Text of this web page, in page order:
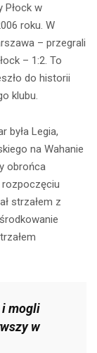
Płock w
roku. W
– przegrali
– 1:2. To
do historii
klubu.
była Legia,
na Wahanie
obrońca
rozpoczęciu
strzałem z
i mogli
w